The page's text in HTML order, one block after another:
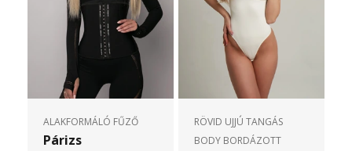
ALAKFORMÁLÓ FŰZŐ
Párizs
RÖVID UJJÚ TANGÁS
BODY BORDÁZOTT